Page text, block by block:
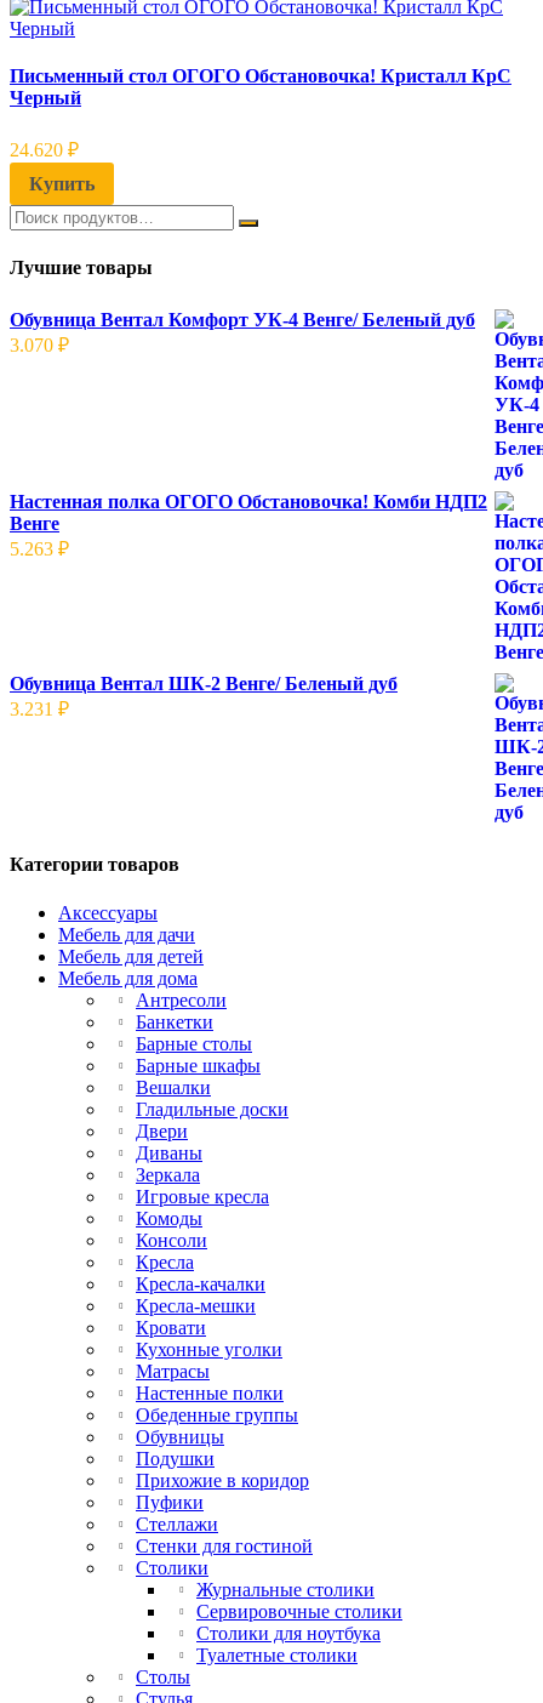
Письменный стол ОГОГО Обстановочка! Кристалл КрС
Черный
24.620 ₽
Купить
Лучшие товары
Обувница Вентал Комфорт УК-4 Венге/ Беленый дуб
3.070 ₽
Настенная полка ОГОГО Обстановочка! Комби НДП2
Венге
5.263 ₽
Обувница Вентал ШК-2 Венге/ Беленый дуб
3.231 ₽
Категории товаров
Аксессуары
Мебель для дачи
Мебель для детей
Мебель для дома
Антресоли
Банкетки
Барные столы
Барные шкафы
Вешалки
Гладильные доски
Двери
Диваны
Зеркала
Игровые кресла
Комоды
Консоли
Кресла
Кресла-качалки
Кресла-мешки
Кровати
Кухонные уголки
Матрасы
Настенные полки
Обеденные группы
Обувницы
Подушки
Прихожие в коридор
Пуфики
Стеллажи
Стенки для гостиной
Столики
Журнальные столики
Сервировочные столики
Столики для ноутбука
Туалетные столики
Столы
Стулья